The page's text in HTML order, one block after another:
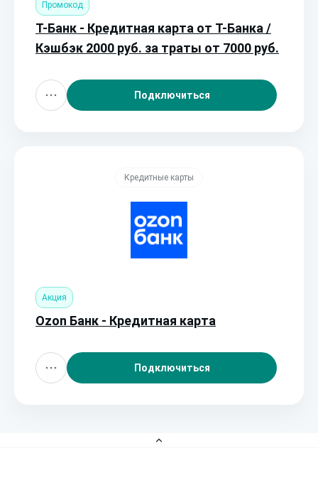
Промокод
Т-Банк - Кредитная карта от Т-Банка /
Кэшбэк 2000 руб. за траты от 7000 руб.
Подключиться
Кредитные карты
Акция
Ozon Банк - Кредитная карта
Подключиться